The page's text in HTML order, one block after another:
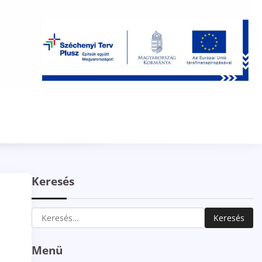
Keresés
Keresés:
Menü